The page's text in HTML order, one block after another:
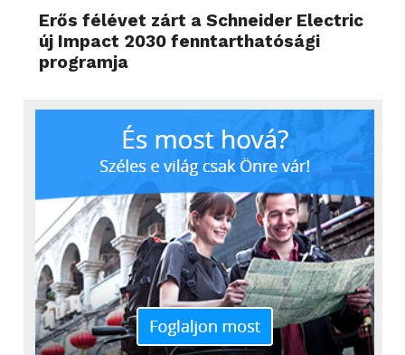
Erős félévet zárt a Schneider Electric
új Impact 2030 fenntarthatósági
programja